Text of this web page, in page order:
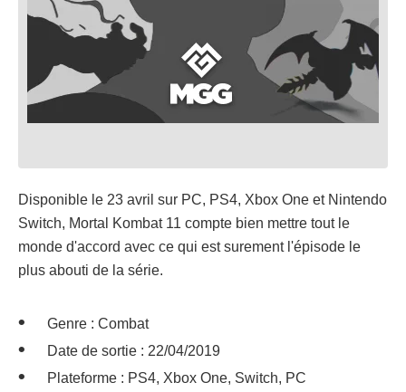
Disponible le 23 avril sur PC, PS4, Xbox One et Nintendo
Switch, Mortal Kombat 11 compte bien mettre tout le
monde d'accord avec ce qui est surement l'épisode le
plus abouti de la série.
Genre : Combat
Date de sortie : 22/04/2019
Plateforme : PS4, Xbox One, Switch, PC